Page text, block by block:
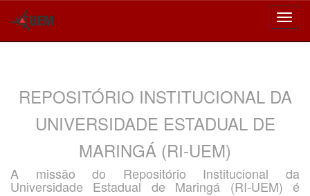
REPOSITÓRIO INSTITUCIONAL DA
UNIVERSIDADE ESTADUAL DE
MARINGÁ (RI-UEM)
A missão do Repositório Institucional da
Universidade Estadual de Maringá (RI-UEM) é